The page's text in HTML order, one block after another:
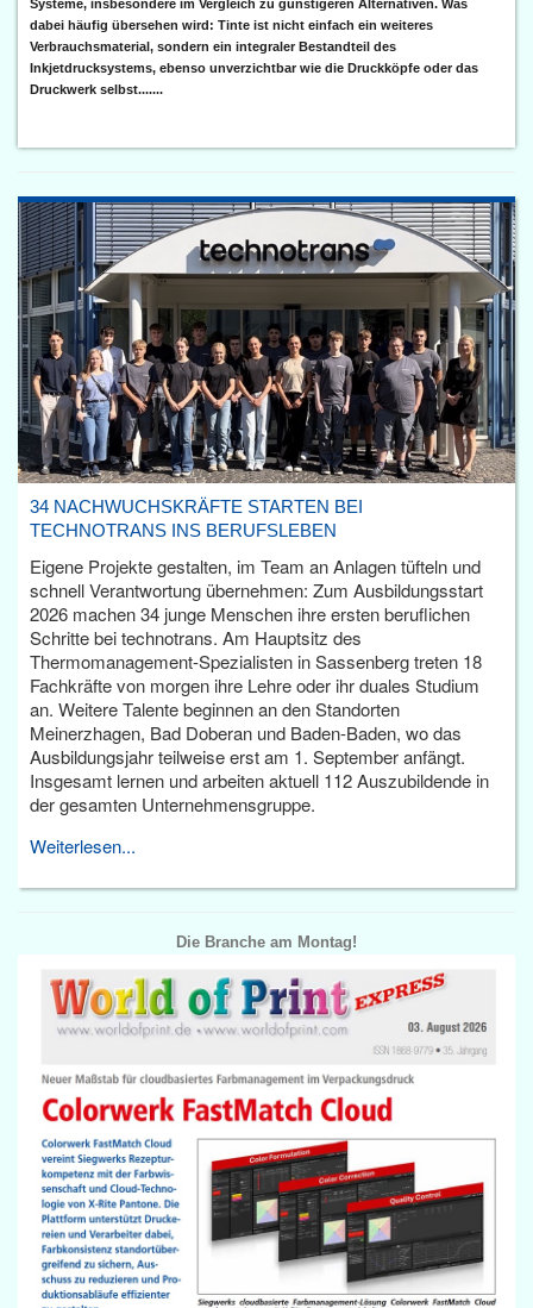
Systeme, insbesondere im Vergleich zu günstigeren Alternativen. Was
dabei häufig übersehen wird: Tinte ist nicht einfach ein weiteres
Verbrauchsmaterial, sondern ein integraler Bestandteil des
Inkjetdrucksystems, ebenso unverzichtbar wie die Druckköpfe oder das
Druckwerk selbst.......
34 NACHWUCHSKRÄFTE STARTEN BEI
TECHNOTRANS INS BERUFSLEBEN
Eigene Projekte gestalten, im Team an Anlagen tüfteln und
schnell Verantwortung übernehmen: Zum Ausbildungsstart
2026 machen 34 junge Menschen ihre ersten beruflichen
Schritte bei technotrans. Am Hauptsitz des
Thermomanagement-Spezialisten in Sassenberg treten 18
Fachkräfte von morgen ihre Lehre oder ihr duales Studium
an. Weitere Talente beginnen an den Standorten
Meinerzhagen, Bad Doberan und Baden-Baden, wo das
Ausbildungsjahr teilweise erst am 1. September anfängt.
Insgesamt lernen und arbeiten aktuell 112 Auszubildende in
der gesamten Unternehmensgruppe.
Weiterlesen...
Die Branche am Montag!